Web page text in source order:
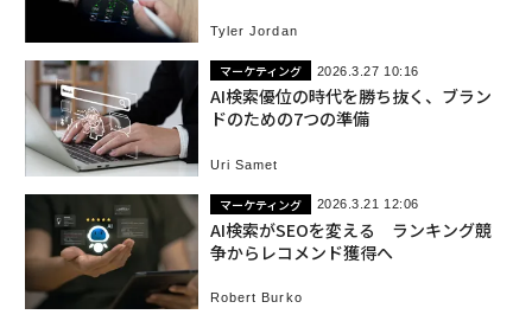
Tyler Jordan
マーケティング 2026.3.27 10:16
AI検索優位の時代を勝ち抜く、ブラン
ドのための7つの準備
Uri Samet
マーケティング 2026.3.21 12:06
AI検索がSEOを変える ランキング競
争からレコメンド獲得へ
Robert Burko